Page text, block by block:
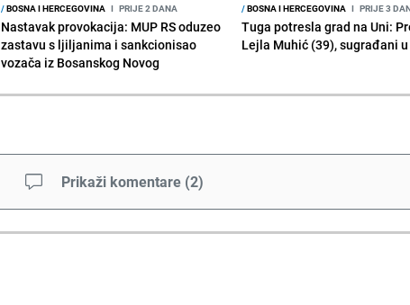
/BOSNA I HERCEGOVINA I PRIJE 2 DANA
Nastavak provokacija: MUP RS oduzeo
zastavu s ljiljanima i sankcionisao
vozača iz Bosanskog Novog
/BOSNA I HERCEGOVINA I PRIJE 3
Tuga potresla grad na Uni:
Lejla Muhić (39), sugrađani
Prikaži komentare (2)